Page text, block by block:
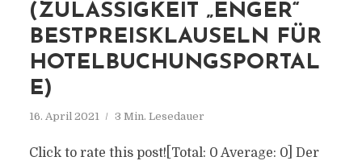
(ZULÄSSIGKEIT „ENGER“
BESTPREISKLAUSELN FÜR
HOTELBUCHUNGSPORTAL
E)
16. April 2021 3 Min. Lesedauer
Click to rate this post![Total: 0 Average: 0] Der